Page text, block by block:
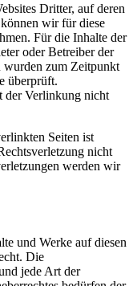
Dritter, auf deren
wir für diese
Für die Inhalte der
oder Betreiber der
wurden zum Zeitpunkt
überprüft.
der Verlinkung nicht
Seiten ist
nicht
werden wir
und Werke auf diesen
Die
jede Art der